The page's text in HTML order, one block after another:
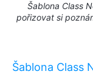
Šablona Class
pořizovat si
Šablona Class